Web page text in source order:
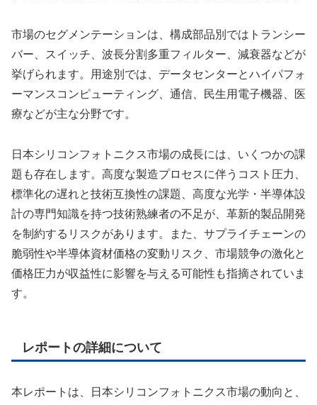
市場のセグメンテーションは、構成部品別ではトランシー
バー、スイッチ、波長分割多重フィルター、減衰器などが
挙げられます。用途別では、データセンターとハイパフォ
ーマンスコンピューティング、通信、民生用電子機器、医
療などが主な分野です。
日本シリコンフォトニクス市場の成長には、いくつかの課
題も存在します。高度な製造プロセスに伴うコスト圧力、
標準化の遅れと技術互換性の課題、高度な光学・半導体設
計の専門知識を持つ技術熟練者の不足が、革新的製品開発
を制約するリスクがあります。また、サプライチェーンの
脆弱性や半導体資材価格の変動リスク、市場競争の激化と
価格圧力が収益性に影響を与える可能性も指摘されていま
す。
レポートの詳細について
本レポートは、日本シリコンフォトニクス市場の動向と、